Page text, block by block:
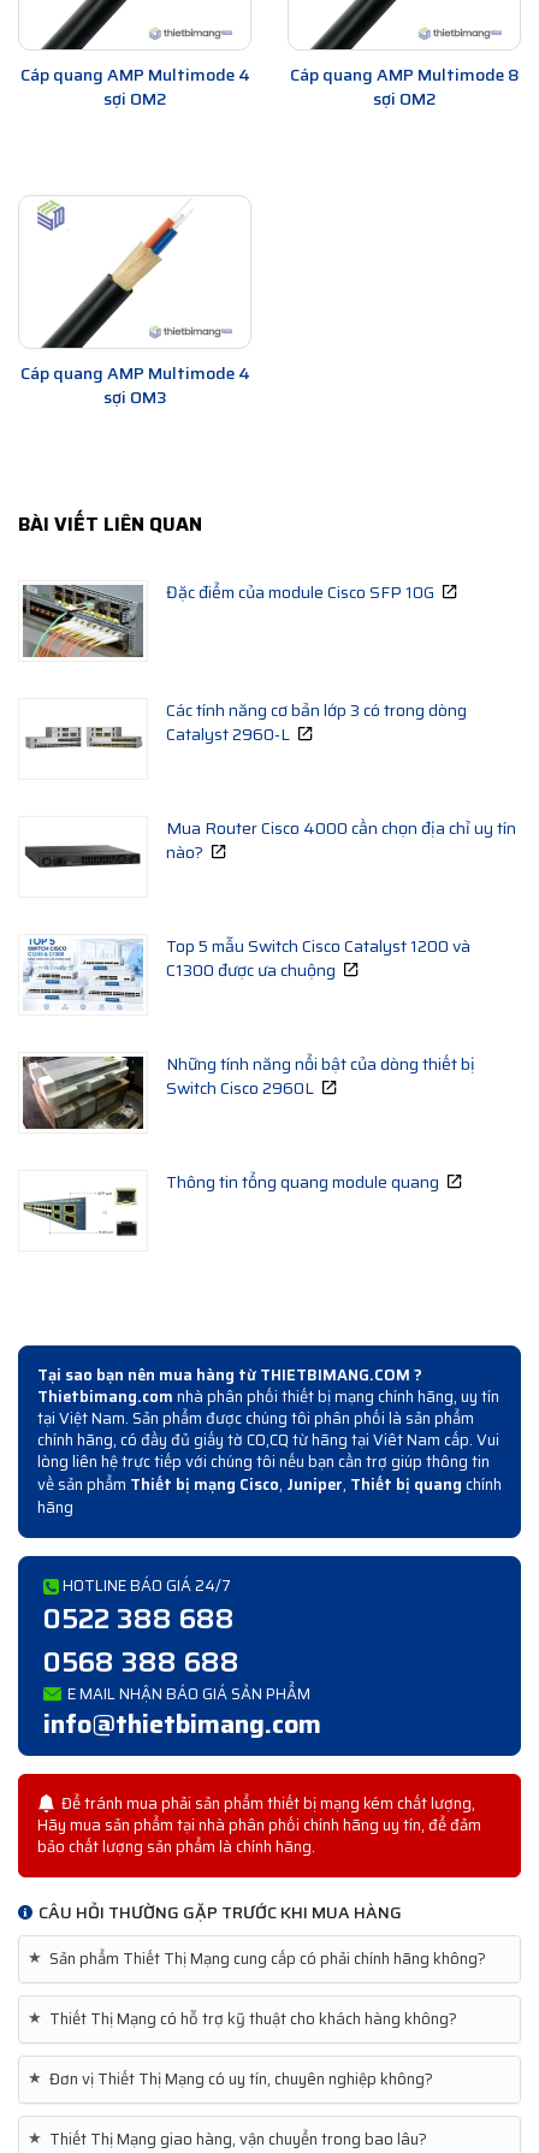
Cáp quang AMP Multimode 4
sợi OM2
Cáp quang AMP Multimode 8
sợi OM2
Cáp quang AMP Multimode 4
sợi OM3
BÀI VIẾT LIÊN QUAN
Đặc điểm của module Cisco SFP 10G
Các tính năng cơ bản lớp 3 có trong dòng
Catalyst 2960-L
Mua Router Cisco 4000 cần chọn địa chỉ uy tín
nào?
Top 5 mẫu Switch Cisco Catalyst 1200 và
C1300 được ưa chuộng
Những tính năng nổi bật của dòng thiết bị
Switch Cisco 2960L
Thông tin tổng quang module quang
Tại sao bạn nên mua hàng từ THIETBIMANG.COM ?
Thietbimang.comnhà phân phối thiết bị mạng chính hãng, uy tín
tại Việt Nam. Sản phẩm được chúng tôi phân phối là sản phẩm
chính hãng, có đầy đủ giấy tờ CO,CQ từ hãng tại Viêt Nam cấp. Vui
lòng liên hệ trực tiếp với chúng tôi nếu bạn cần trợ giúp thông tin
về sản phẩm Thiết bị mạng Cisco, Juniper, Thiết bị quangchính
hãng
HOTLINE BÁO GIÁ 24/7
0522 388 688
0568 388 688
E MAIL NHẬN BÁO GIÁ SẢN PHẨM
info@thietbimang.com
Để tránh mua phải sản phẩm thiết bị mạng kém chất lượng,
Hãy mua sản phẩm tại nhà phân phối chính hãng uy tín, để đảm
bảo chất lượng sản phẩm là chính hãng.
CÂU HỎI THƯỜNG GẶP TRƯỚC KHI MUA HÀNG
★ Sản phẩm Thiết Thị Mạng cung cấp có phải chính hãng không?
★ Thiết Thị Mạng có hỗ trợ kỹ thuật cho khách hàng không?
★ Đơn vị Thiết Thị Mạng có uy tín, chuyên nghiệp không?
★ Thiết Thị Mạng giao hàng, vận chuyển trong bao lâu?